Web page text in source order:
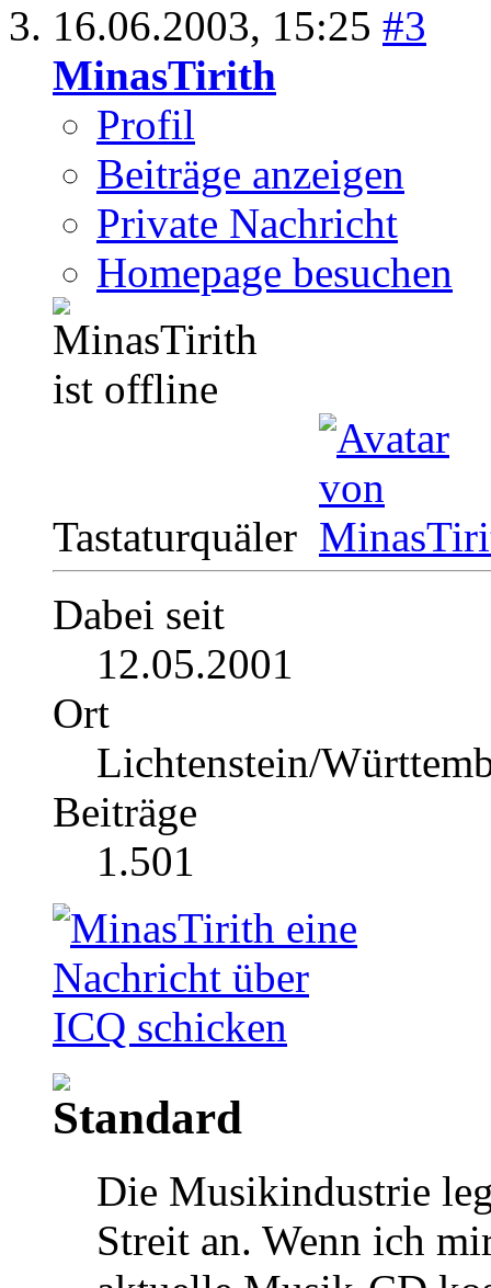
16.06.2003, 15:25 #3
MinasTirith
Profil
Beiträge anzeigen
Private Nachricht
Homepage besuchen
Tastaturquäler
Dabei seit
12.05.2001
Ort
Lichtenstein/
Beiträge
1.501
Die Musikindustrie
Streit an. Wenn ich